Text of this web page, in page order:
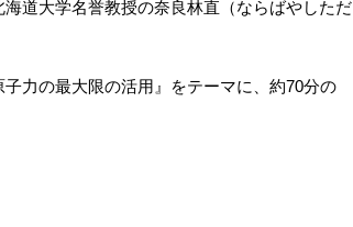
道大学名誉教授の奈良林直（ならばやしただ
力の最大限の活用』をテーマに、約70分の